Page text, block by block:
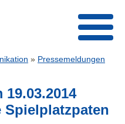
» Pressemeldungen
Spielplatzpaten